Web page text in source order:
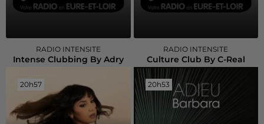
RADIO INTENSITE
Intense Clubbing By Adry
RADIO INTENSITE
Culture Club By C-Real
20h57
20h57 20h53
20h53